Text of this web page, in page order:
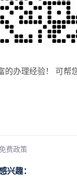
的办理经验！ 可帮
费政策
兴趣：